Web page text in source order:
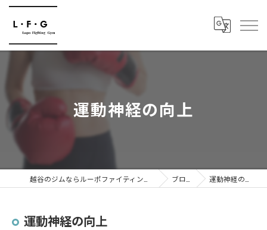
運動神経の向上
ブログ 運動神経の向上
運動神経の向上